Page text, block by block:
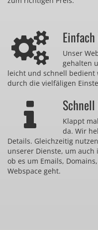
Unser
gehalten
leicht und schnell bedient
durch die vielfäligen
Klappt
da. Wir
Details. Gleichzeitig
unserer Dienste, um auch
ob es um Emails,
Webspace geht.